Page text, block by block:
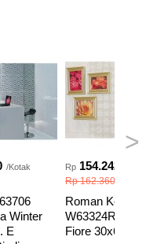
>
/Kotak
Winter
E
Rp 154.242
Rp 162.360
Roman
W63324R
Fiore 30x60